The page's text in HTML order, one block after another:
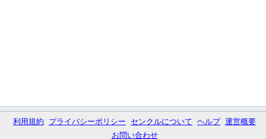
利用規約 プライバシーポリシー センクルについて ヘルプ 運営概要
お問い合わせ